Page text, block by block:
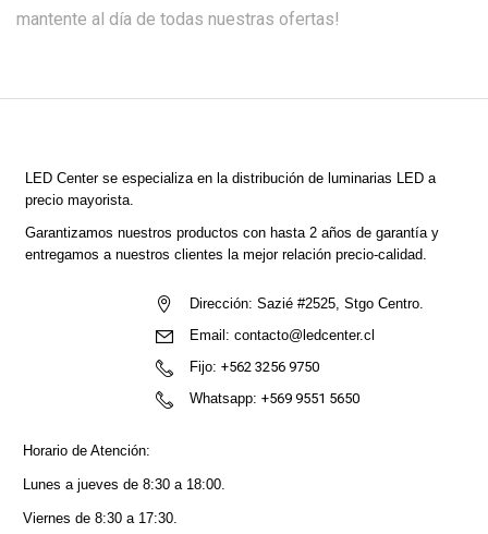
mantente al día de todas nuestras ofertas!
LED Centerse especializa en la distribución de luminarias LED a
precio mayorista.
Garantizamos nuestros productos con hasta 2 años de garantía y
entregamos a nuestros clientes la mejor relación precio-calidad.
Dirección: Sazié #2525, Stgo Centro.
Email: contacto@ledcenter.cl
Fijo: +562 3256 9750
Whatsapp: +569 9551 5650
Horario de Atención:
Lunes a jueves de 8:30 a 18:00.
Viernes de 8:30 a 17:30.